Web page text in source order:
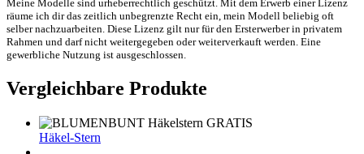
Meine Modelle sind urheberrechtlich geschützt. Mit dem Erwerb einer Lizenz
räume ich dir das zeitlich unbegrenzte Recht ein, mein Modell beliebig oft
selber nachzuarbeiten. Diese Lizenz gilt nur für den Ersterwerber in privatem
Rahmen und darf nicht weitergegeben oder weiterverkauft werden. Eine
gewerbliche Nutzung ist ausgeschlossen.
Vergleichbare Produkte
Häkel-Stern